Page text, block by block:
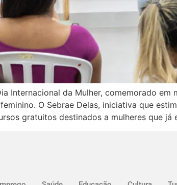
Internacional da Mulher, comemorado
O Sebrae Delas, iniciativa que
gratuitos destinados a mulheres que